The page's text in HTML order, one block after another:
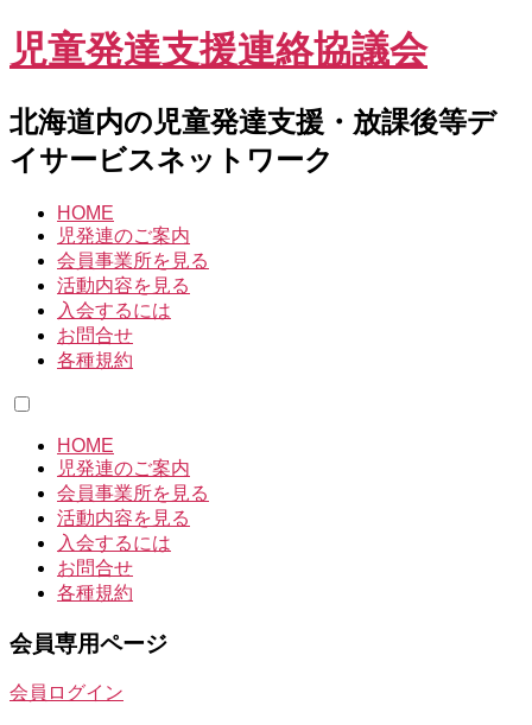
児童発達支援連絡協議会
北海道内の児童発達支援・放課後等デ
イサービスネットワーク
HOME
児発連のご案内
会員事業所を見る
活動内容を見る
入会するには
お問合せ
各種規約
HOME
児発連のご案内
会員事業所を見る
活動内容を見る
入会するには
お問合せ
各種規約
会員専用ページ
会員ログイン